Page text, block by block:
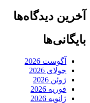
آخرین دیدگاه‌ها
بایگانی‌ها
آگوست 2026
جولای 2026
ژوئن 2026
فوریه 2026
ژانویه 2026